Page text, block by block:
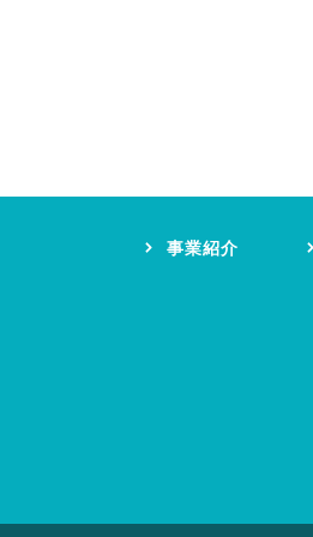
事業紹介